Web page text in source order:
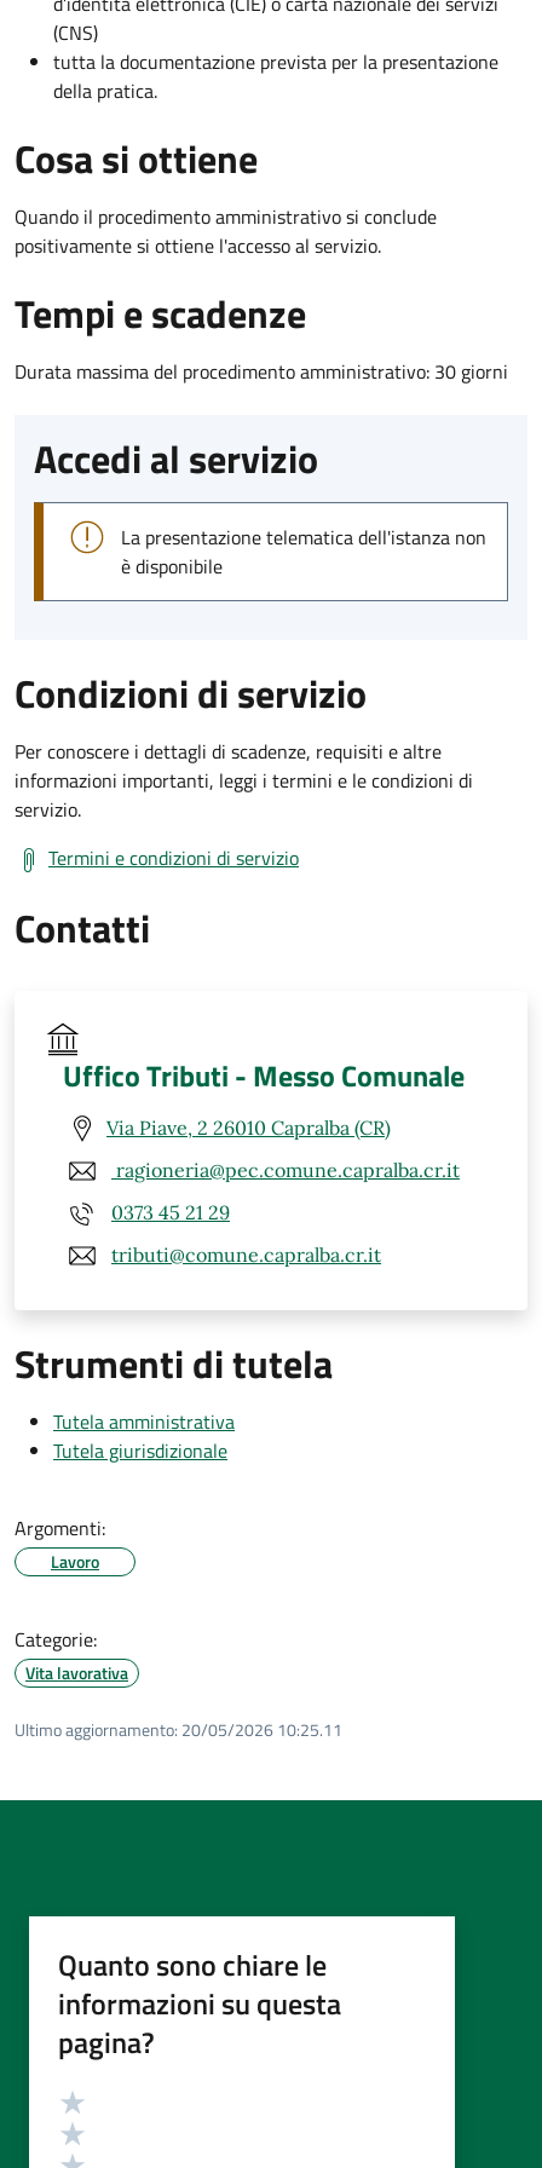
(CNS)
tutta la documentazione prevista per la presentazione
della pratica.
Cosa si ottiene
Quando il procedimento amministrativo si conclude
positivamente si ottiene l'accesso al servizio.
Tempi e scadenze
Durata massima del procedimento amministrativo: 30 giorni
Accedi al servizio
La presentazione telematica dell'istanza non
è disponibile
Condizioni di servizio
Per conoscere i dettagli di scadenze, requisiti e altre
informazioni importanti, leggi i termini e le condizioni di
servizio.
Termini e condizioni di servizio
Contatti
Uffico Tributi - Messo Comunale
Via Piave, 2 26010 Capralba (CR)
ragioneria@pec.comune.capralba.cr.it
0373 45 21 29
tributi@comune.capralba.cr.it
Strumenti di tutela
Tutela amministrativa
Tutela giurisdizionale
Argomenti:
Lavoro
Categorie:
Vita lavorativa
Ultimo aggiornamento: 20/05/2026 10:25.11
Quanto sono chiare le
informazioni su questa
pagina?
Valutazione